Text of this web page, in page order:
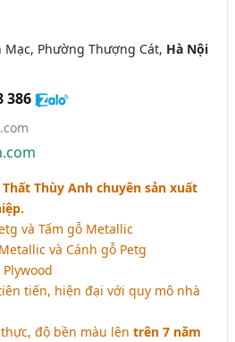
Mạc, Phường Thượng Cát, Hà Nội
386
Thùy Anh chuyên sản xuất
và Tấm gỗ Metallic
và Cánh gỗ Petg
tiến, hiện đại với quy mô nhà
độ bền màu lêntrên 7 năm